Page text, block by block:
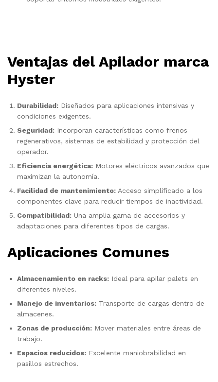
Ventajas del Apilador marca
Hyster
Durabilidad: Diseñados para aplicaciones intensivas y
condiciones exigentes.
Seguridad: Incorporan características como frenos
regenerativos, sistemas de estabilidad y protección del
operador.
Eficiencia energética: Motores eléctricos avanzados que
maximizan la autonomía.
Facilidad de mantenimiento: Acceso simplificado a los
componentes clave para reducir tiempos de inactividad.
Compatibilidad: Una amplia gama de accesorios y
adaptaciones para diferentes tipos de cargas.
Aplicaciones Comunes
Almacenamiento en racks: Ideal para apilar palets en
diferentes niveles.
Manejo de inventarios: Transporte de cargas dentro de
almacenes.
Zonas de producción: Mover materiales entre áreas de
trabajo.
Espacios reducidos: Excelente maniobrabilidad en
pasillos estrechos.